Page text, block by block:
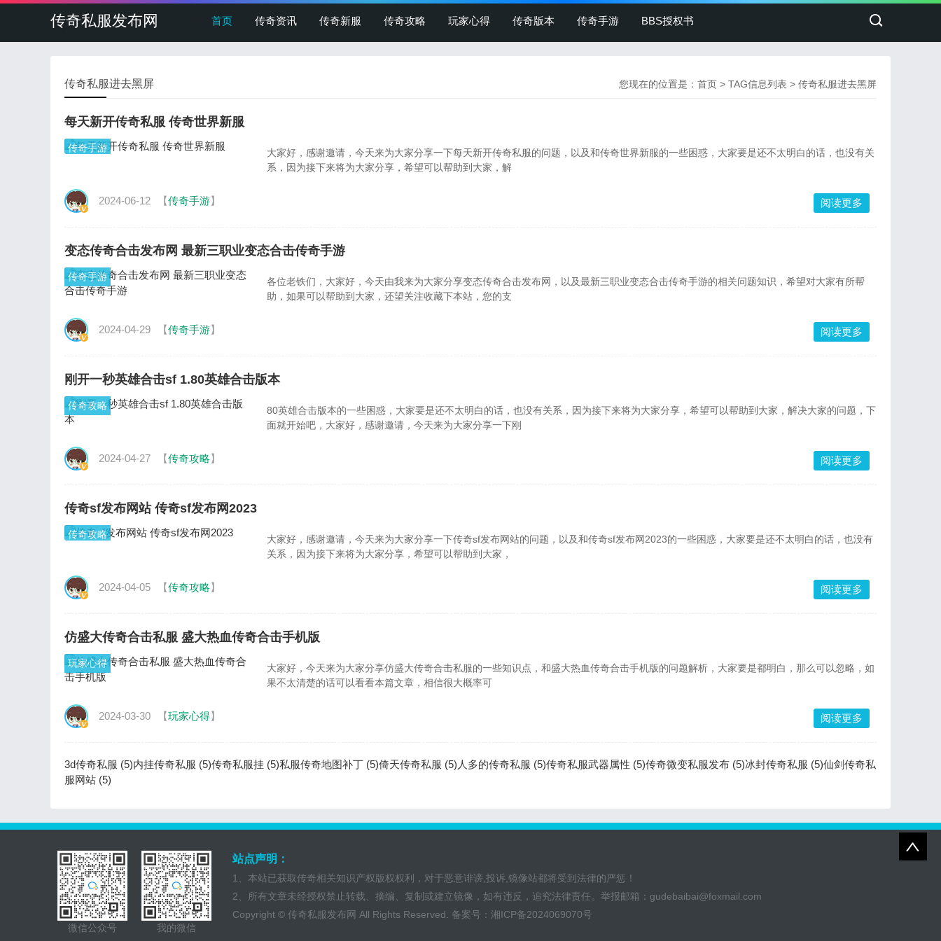
传奇私服发布网 首页 传奇资讯 传奇新服 传奇攻略 玩家心得 传奇版本 传奇手游 BBS授权书
您现在的位置是： 首页 > TAG信息列表 > 传奇私服进去黑屏
传奇私服进去黑屏
每天新开传奇私服 传奇世界新服
传奇手游
大家好，感谢邀请，今天来为大家分享一下每天新开传奇私服的问题，以及和传奇世界新服的一些困惑，大家要是还不太明白的话，也没有关
系，因为接下来将为大家分享，希望可以帮助到大家，解
2024-06-12 【传奇手游】 阅读更多
变态传奇合击发布网 最新三职业变态合击传奇手游
传奇手游
各位老铁们，大家好，今天由我来为大家分享变态传奇合击发布网，以及最新三职业变态合击传奇手游的相关问题知识，希望对大家有所帮
助，如果可以帮助到大家，还望关注收藏下本站，您的支
2024-04-29 【传奇手游】 阅读更多
刚开一秒英雄合击sf 1.80英雄合击版本
传奇攻略
80英雄合击版本的一些困惑，大家要是还不太明白的话，也没有关系，因为接下来将为大家分享，希望可以帮助到大家，解决大家的问题，下
面就开始吧，大家好，感谢邀请，今天来为大家分享一下刚
2024-04-27 【传奇攻略】 阅读更多
传奇sf发布网站 传奇sf发布网2023
传奇攻略
大家好，感谢邀请，今天来为大家分享一下传奇sf发布网站的问题，以及和传奇sf发布网2023的一些困惑，大家要是还不太明白的话，也没有
关系，因为接下来将为大家分享，希望可以帮助到大家，
2024-04-05 【传奇攻略】 阅读更多
仿盛大传奇合击私服 盛大热血传奇合击手机版
玩家心得
大家好，今天来为大家分享仿盛大传奇合击私服的一些知识点，和盛大热血传奇合击手机版的问题解析，大家要是都明白，那么可以忽略，如
果不太清楚的话可以看看本篇文章，相信很大概率可
2024-03-30 【玩家心得】 阅读更多
3d传奇私服 (5)内挂传奇私服 (5)传奇私服挂 (5)私服传奇地图补丁 (5)倚天传奇私服 (5) 人多的传奇私服 (5)传奇私服武器属性 (5)传奇微变私服发布 (5)冰封传奇私服 (5)仙剑传奇私
服网站 (5)
微信公众号 我的微信
站点声明：
1、本站已获取传奇相关知识产权版权权利，对于恶意诽谤,投诉,镜像站都将受到法律的严惩！
2、所有文章未经授权禁止转载、摘编、复制或建立镜像，如有违反，追究法律责任。举报邮箱： gudebaibai@foxmail.com
Copyright © 传奇私服发布网 All Rights Reserved. 备案号： 湘ICP备2024069070号